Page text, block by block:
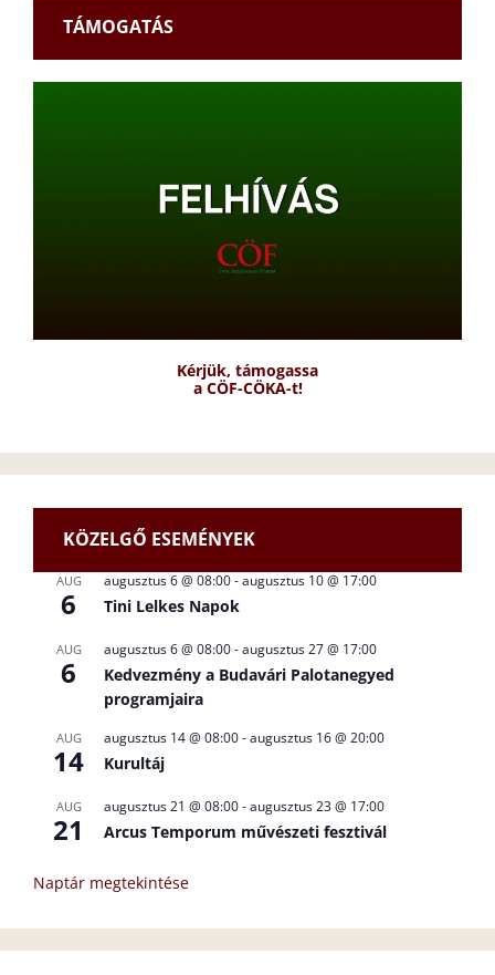
TÁMOGATÁS
Kérjük, támogassa
a CÖF-CÖKA-t!
KÖZELGŐ ESEMÉNYEK
AUG
6
augusztus 6 @ 08:00-augusztus 10 @ 17:00
Tini Lelkes Napok
AUG
6
augusztus 6 @ 08:00-augusztus 27 @ 17:00
Kedvezmény a Budavári Palotanegyed
programjaira
AUG
14
augusztus 14 @ 08:00-augusztus 16 @ 20:00
Kurultáj
AUG
21
augusztus 21 @ 08:00-augusztus 23 @ 17:00
Arcus Temporum művészeti fesztivál
Naptár megtekintése